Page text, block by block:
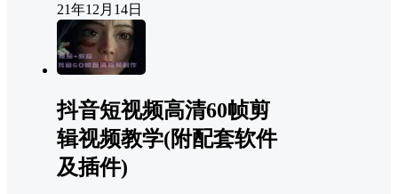
21年12月14日
抖音短视频高清60帧剪
辑视频教学(附配套软件
及插件)